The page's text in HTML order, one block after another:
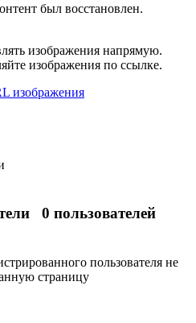
был восстановлен.
изображения напрямую.
изображения по ссылке.
изображения
0 пользователей
пользователя не
страницу